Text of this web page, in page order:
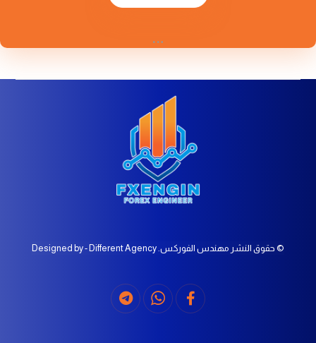
© حقوق النشر مهندس الفوركس. Designed by - Different Agency